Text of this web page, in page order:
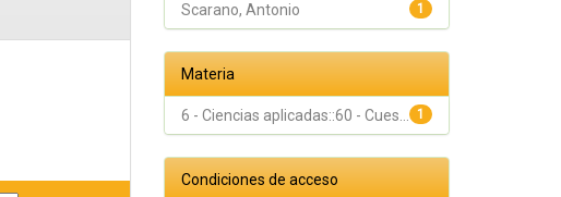
1
Scarano, Antonio
Materia
1
6 - Ciencias aplicadas::60 - Cues...
Condiciones de acceso